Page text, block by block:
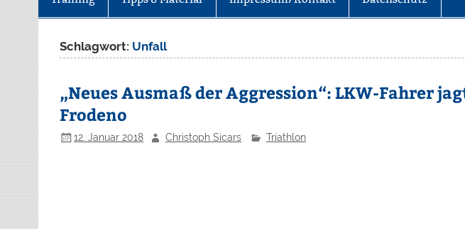
Schlagwort: Unfall
„Neues Ausmaß der Aggression“: LKW-Fahrer
Frodeno
12. Januar 2018 Christoph Sicars Triathlon